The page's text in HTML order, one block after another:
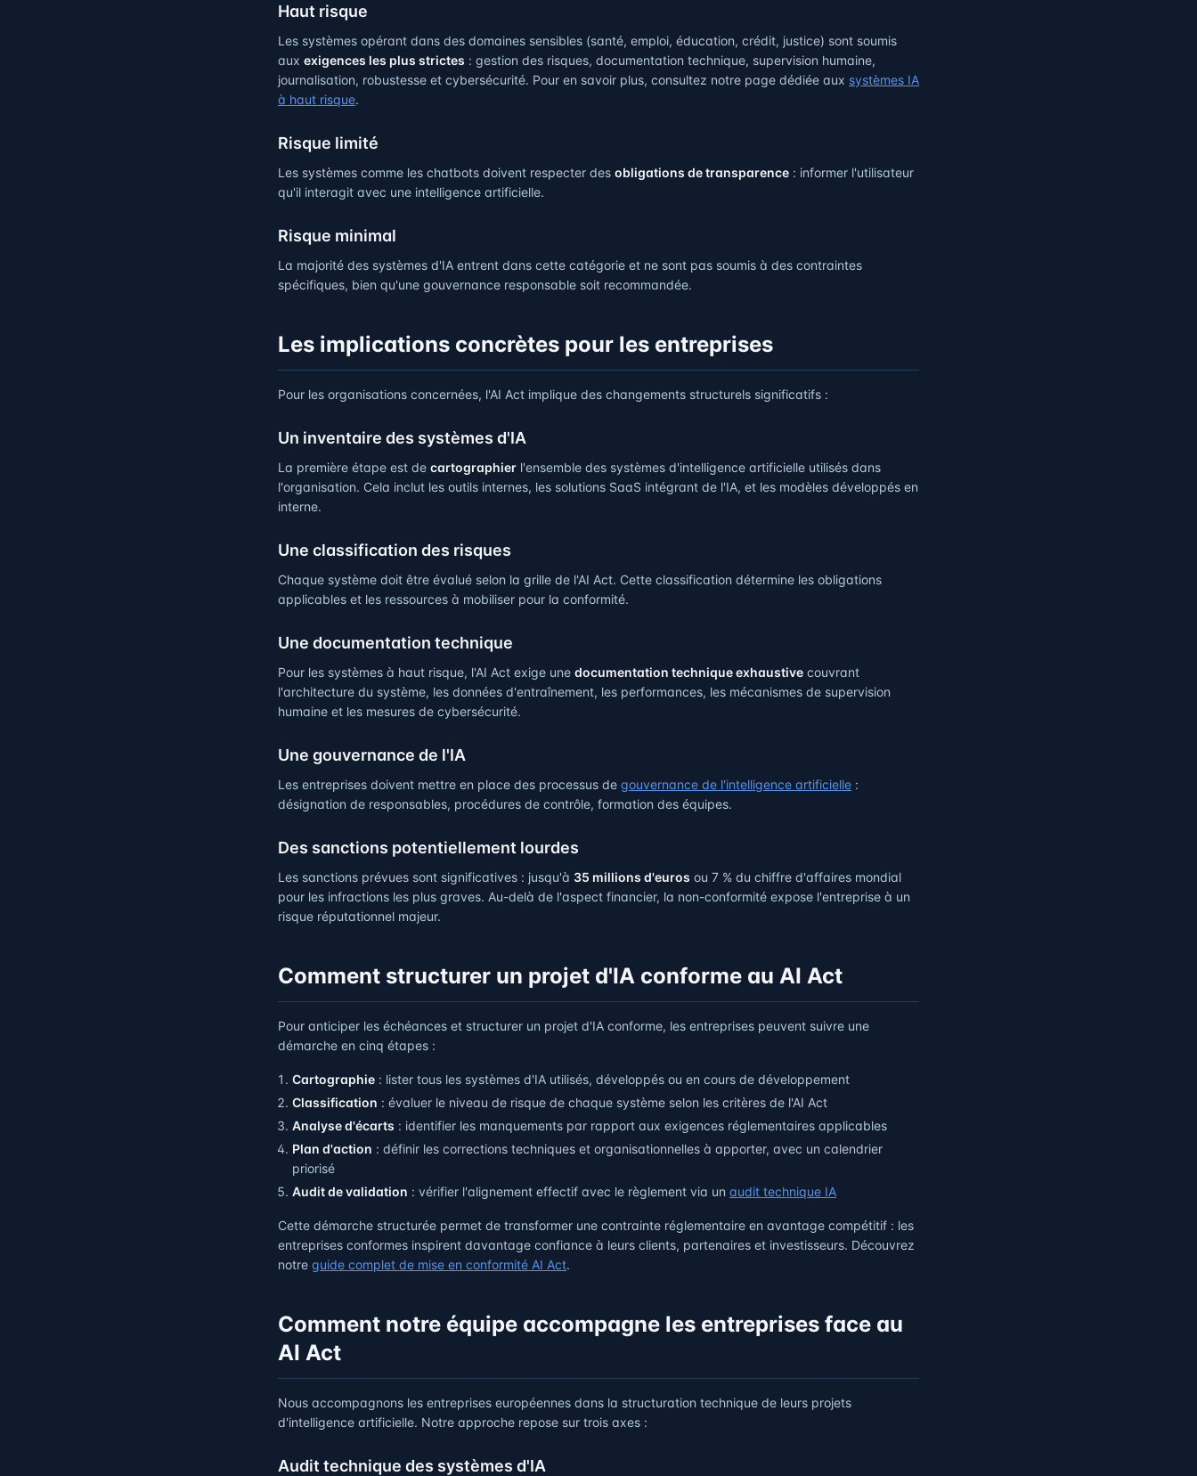
Haut risque
Les systèmes opérant dans des domaines sensibles (santé, emploi, éducation, crédit, justice) sont soumis
aux exigences les plus strictes : gestion des risques, documentation technique, supervision humaine,
journalisation, robustesse et cybersécurité. Pour en savoir plus, consultez notre page dédiée aux systèmes IA
à haut risque.
Risque limité
Les systèmes comme les chatbots doivent respecter des obligations de transparence : informer l'utilisateur
qu'il interagit avec une intelligence artificielle.
Risque minimal
La majorité des systèmes d'IA entrent dans cette catégorie et ne sont pas soumis à des contraintes
spécifiques, bien qu'une gouvernance responsable soit recommandée.
Les implications concrètes pour les entreprises
Pour les organisations concernées, l'AI Act implique des changements structurels significatifs :
Un inventaire des systèmes d'IA
La première étape est de cartographier l'ensemble des systèmes d'intelligence artificielle utilisés dans
l'organisation. Cela inclut les outils internes, les solutions SaaS intégrant de l'IA, et les modèles développés en
interne.
Une classification des risques
Chaque système doit être évalué selon la grille de l'AI Act. Cette classification détermine les obligations
applicables et les ressources à mobiliser pour la conformité.
Une documentation technique
Pour les systèmes à haut risque, l'AI Act exige une documentation technique exhaustive couvrant
l'architecture du système, les données d'entraînement, les performances, les mécanismes de supervision
humaine et les mesures de cybersécurité.
Une gouvernance de l'IA
Les entreprises doivent mettre en place des processus de gouvernance de l'intelligence artificielle :
désignation de responsables, procédures de contrôle, formation des équipes.
Des sanctions potentiellement lourdes
Les sanctions prévues sont significatives : jusqu'à 35 millions d'euros ou 7 % du chiffre d'affaires mondial
pour les infractions les plus graves. Au-delà de l'aspect financier, la non-conformité expose l'entreprise à un
risque réputationnel majeur.
Comment structurer un projet d'IA conforme au AI Act
Pour anticiper les échéances et structurer un projet d'IA conforme, les entreprises peuvent suivre une
démarche en cinq étapes :
Cartographie : lister tous les systèmes d'IA utilisés, développés ou en cours de développement
Classification : évaluer le niveau de risque de chaque système selon les critères de l'AI Act
Analyse d'écarts : identifier les manquements par rapport aux exigences réglementaires applicables
Plan d'action : définir les corrections techniques et organisationnelles à apporter, avec un calendrier
priorisé
Audit de validation : vérifier l'alignement effectif avec le règlement via un audit technique IA
Cette démarche structurée permet de transformer une contrainte réglementaire en avantage compétitif : les
entreprises conformes inspirent davantage confiance à leurs clients, partenaires et investisseurs. Découvrez
notre guide complet de mise en conformité AI Act.
Comment notre équipe accompagne les entreprises face au
AI Act
Nous accompagnons les entreprises européennes dans la structuration technique de leurs projets
d'intelligence artificielle. Notre approche repose sur trois axes :
Audit technique des systèmes d'IA